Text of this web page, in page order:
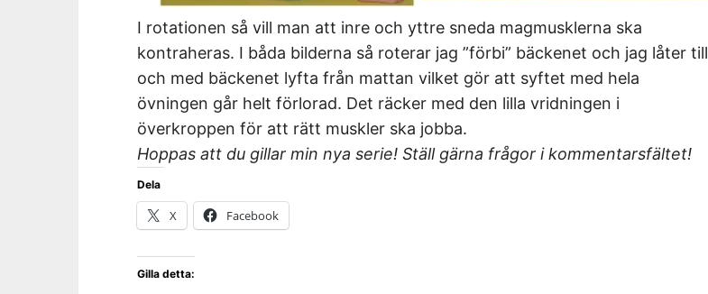
I rotationen så vill man att inre och yttre sneda magmusklerna ska
kontraheras. I båda bilderna så roterar jag ”förbi” bäckenet och jag låter till
och med bäckenet lyfta från mattan vilket gör att syftet med hela
övningen går helt förlorad. Det räcker med den lilla vridningen i
överkroppen för att rätt muskler ska jobba.
Hoppas att du gillar min nya serie! Ställ gärna frågor i kommentarsfältet!
Dela
X Facebook
Gilla detta: